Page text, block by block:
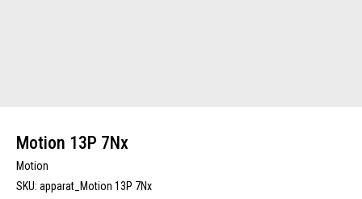
Motion 13P 7Nx
Motion
SKU: apparat_Motion 13P 7Nx